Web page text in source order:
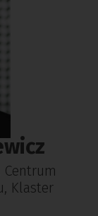
Centrum
Klaster